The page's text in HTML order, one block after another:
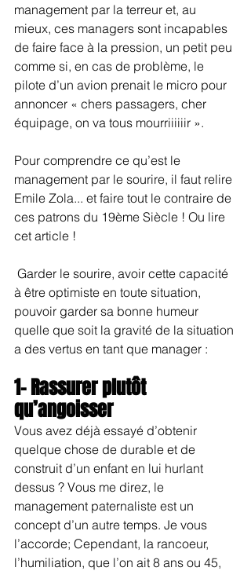
management par la terreur et, au
mieux, ces managers sont incapables
de faire face à la pression, un petit peu
comme si, en cas de problème, le
pilote d’un avion prenait le micro pour
annoncer « chers passagers, cher
équipage, on va tous mourriiiiiir ».
Pour comprendre ce qu’est le
management par le sourire, il faut relire
Emile Zola... et faire tout le contraire de
ces patrons du 19ème Siècle ! Ou lire
cet article !
à être optimiste en toute situation,
pouvoir garder sa bonne humeur
quelle que soit la gravité de la situation
a des vertus en tant que manager :
1- Rassurer plutôt
qu’angoisser
Vous avez déjà essayé d’obtenir
quelque chose de durable et de
construit d’un enfant en lui hurlant
dessus ? Vous me direz, le
management paternaliste est un
concept d’un autre temps. Je vous
l’accorde; Cependant, la rancoeur,
l’humiliation, que l’on ait 8 ans ou 45,